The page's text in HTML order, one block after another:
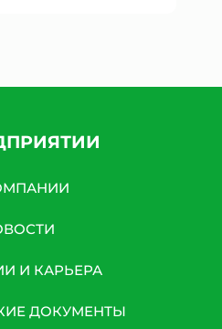
И КАРЬЕРА
ДОКУМЕНТЫ